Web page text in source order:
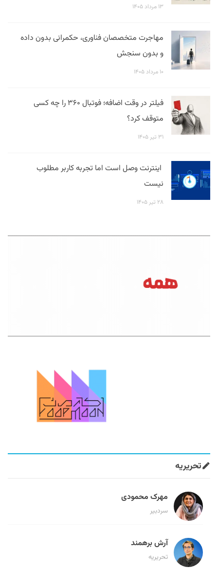
۱۳ مرداد ۱۴۰۵
مهاجرت متخصصان فناوری، حکمرانی بدون داده
و بدون سنجش
۱۰ مرداد ۱۴۰۵
فیلتر در وقت اضافه؛ فوتبال ۳۶۰ را چه کسی
متوقف کرد؟
۳۱ تیر ۱۴۰۵
اینترنت وصل است اما تجربه کاربر مطلوب
نیست
۲۸ تیر ۱۴۰۵
تحریریه
مهرک محمودی
سردبیر
آرش برهمند
تحریریه